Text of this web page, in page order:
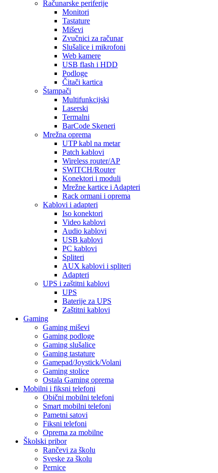
Računarske periferije
Monitori
Tastature
Miševi
Zvučnici za računar
Slušalice i mikrofoni
Web kamere
USB flash i HDD
Podloge
Čitači kartica
Štampači
Multifunkcijski
Laserski
Termalni
BarCode Skeneri
Mrežna oprema
UTP kabl na metar
Patch kablovi
Wireless router/AP
SWITCH/Router
Konektori i moduli
Mrežne kartice i Adapteri
Rack ormani i oprema
Kablovi i adapteri
Iso konektori
Video kablovi
Audio kablovi
USB kablovi
PC kablovi
Spliteri
AUX kablovi i spliteri
Adapteri
UPS i zaštitni kablovi
UPS
Baterije za UPS
Zaštitni kablovi
Gaming
Gaming miševi
Gaming podloge
Gaming slušalice
Gaming tastature
Gamepad/Joystick/Volani
Gaming stolice
Ostala Gaming oprema
Mobilni i fiksni telefoni
Obični mobilni telefoni
Smart mobilni telefoni
Pametni satovi
Fiksni telefoni
Oprema za mobilne
Školski pribor
Rančevi za školu
Sveske za školu
Pernice